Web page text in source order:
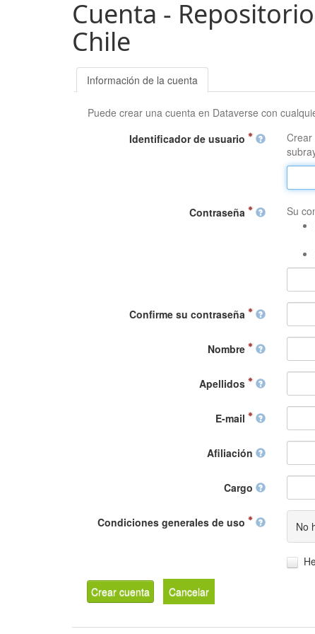
Cuenta -
Chile
Información de la cuenta
Puede crear una cuenta en Dataverse con
Identificador de usuario
Crear
Contraseña
Su
Confirme su contraseña
Nombre
Apellidos
E-mail
Afiliación
Cargo
Condiciones generales de uso No
Crear cuenta Cancelar